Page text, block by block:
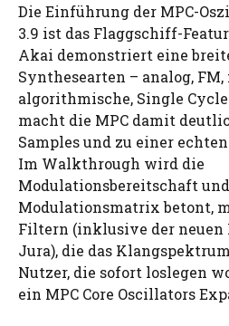
Die Einführung der MPC-
3.9 ist das Flaggschiff-
Akai demonstriert eine
Synthesearten – analog,
algorithmische, Single
macht die MPC damit
Samples und zu einer
Im Walkthrough wird die
Modulationsbereitschaft
Modulationsmatrix betont,
Filtern (inklusive der neuen
Jura), die das
Nutzer, die sofort loslegen
ein MPC Core Oscillators